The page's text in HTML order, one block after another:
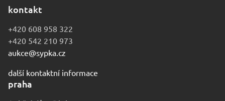
kontakt
+420 608 958 322
+420 542 210 973
aukce@sypka.cz
další kontaktní informace
praha